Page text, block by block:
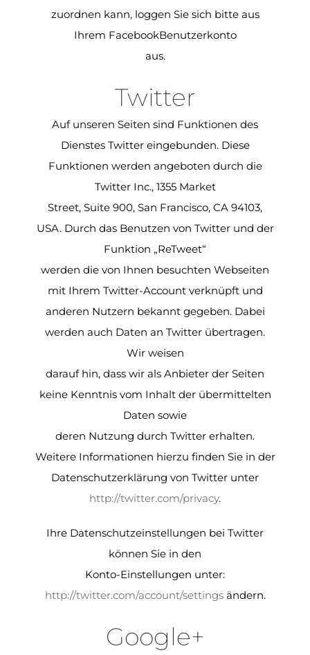
zuordnen kann, loggen Sie sich bitte aus
Ihrem FacebookBenutzerkonto
aus.
Twitter
Auf unseren Seiten sind Funktionen des
Dienstes Twitter eingebunden. Diese
Funktionen werden angeboten durch die
Twitter Inc., 1355 Market
Street, Suite 900, San Francisco, CA 94103,
USA. Durch das Benutzen von Twitter und der
Funktion „ReTweet“
werden die von Ihnen besuchten Webseiten
mit Ihrem Twitter-Account verknüpft und
anderen Nutzern bekannt gegeben. Dabei
werden auch Daten an Twitter übertragen.
Wir weisen
darauf hin, dass wir als Anbieter der Seiten
keine Kenntnis vom Inhalt der übermittelten
Daten sowie
deren Nutzung durch Twitter erhalten.
Weitere Informationen hierzu finden Sie in der
Datenschutzerklärung von Twitter unter
http://twitter.com/privacy.
Ihre Datenschutzeinstellungen bei Twitter
können Sie in den
Konto-Einstellungen unter:
http://twitter.com/account/settingsändern.
Google+